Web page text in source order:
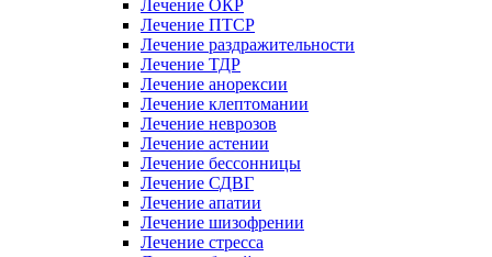
Лечение ОКР
Лечение ПТСР
Лечение раздражительности
Лечение ТДР
Лечение анорексии
Лечение клептомании
Лечение неврозов
Лечение астении
Лечение бессонницы
Лечение СДВГ
Лечение апатии
Лечение шизофрении
Лечение стресса